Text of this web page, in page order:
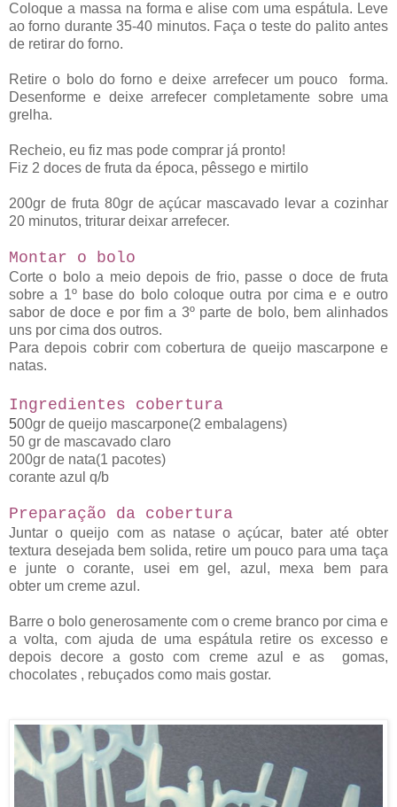
Coloque a massa na forma e alise com uma espátula. Leve
ao forno durante 35-40 minutos. Faça o teste do palito antes
de retirar do forno.
Retire o bolo do forno e deixe arrefecer um pouco forma.
Desenforme e deixe arrefecer completamente sobre uma
grelha.
Recheio, eu fiz mas pode comprar já pronto!
Fiz 2 doces de fruta da época, pêssego e mirtilo
200gr de fruta 80gr de açúcar mascavado levar a cozinhar
20 minutos, triturar deixar arrefecer.
Montar o bolo
Corte o bolo a meio depois de frio, passe o doce de fruta
sobre a 1º base do bolo coloque outra por cima e e outro
sabor de doce e por fim a 3º parte de bolo, bem alinhados
uns por cima dos outros.
Para depois cobrir com cobertura de queijo mascarpone e
natas.
Ingredientes cobertura
500gr de queijo mascarpone(2 embalagens)
50 gr de mascavado claro
200gr de nata(1 pacotes)
corante azul q/b
Preparação da cobertura
Juntar o queijo com as natase o açúcar, bater até obter
textura desejada bem solida, retire um pouco para uma taça
e junte o corante, usei em gel, azul, mexa bem para
obter um creme azul.
Barre o bolo generosamente com o creme branco por cima e
a volta, com ajuda de uma espátula retire os excesso e
depois decore a gosto com creme azul e as gomas,
chocolates , rebuçados como mais gostar.